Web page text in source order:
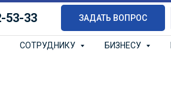
53-33 ЗАДАТЬ ВОПРОС
СОТРУДНИКУ БИЗНЕСУ